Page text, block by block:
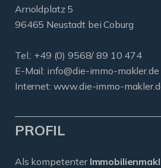
Arnoldplatz 5
96465 Neustadt bei Coburg
Tel.: +49 (0) 9568/ 89 10 474
E-Mail: info@die-immo-makler.de
Internet: www.die-immo-
PROFIL
Als kompetenter